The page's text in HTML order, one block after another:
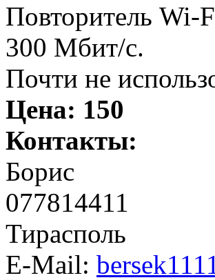
Повторитель Wi-
300 Мбит/с.
Почти не
Цена: 150
Контакты:
Борис
077814411
Тирасполь
E-Mail: